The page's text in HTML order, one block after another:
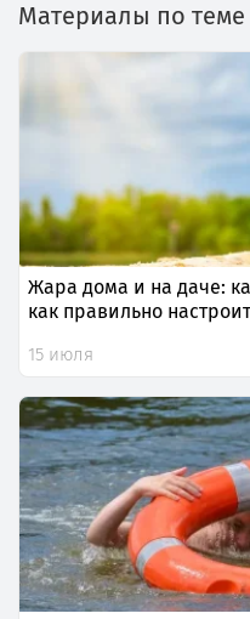
Материалы по теме
Жара дома и на даче:
как правильно
15 июля